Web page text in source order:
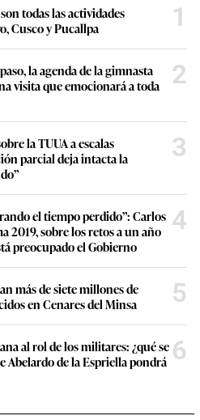
todas las actividades
Cusco y Pucallpa
1
la agenda de la gimnasta
visita que emocionará a toda
2
la TUUA a escalas
parcial deja intacta la
3
el tiempo perdido”: Carlos
2019, sobre los retos a un año
preocupado el Gobierno
4
más de siete millones de
en Cenares del Minsa
5
al rol de los militares: ¿qué se
Abelardo de la Espriella pondrá 6